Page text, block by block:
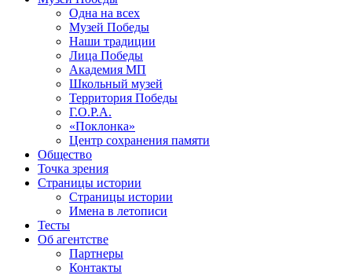
Одна на всех
Музей Победы
Наши традиции
Лица Победы
Академия МП
Школьный музей
Территория Победы
Г.О.Р.А.
«Поклонка»
Центр сохранения памяти
Общество
Точка зрения
Страницы истории
Страницы истории
Имена в летописи
Тесты
Об агентстве
Партнеры
Контакты